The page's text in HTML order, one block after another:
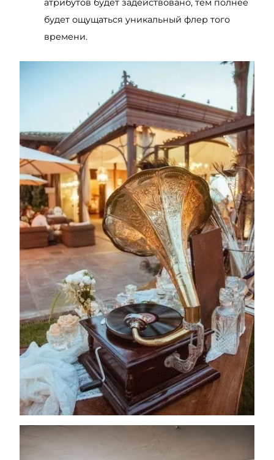
атрибутов будет задействовано, тем полнее
будет ощущаться уникальный флер того
времени.